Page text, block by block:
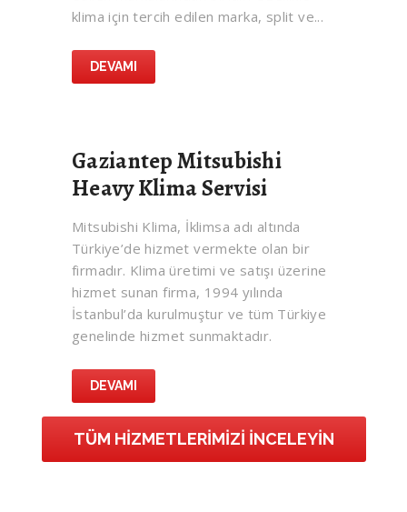
klima için tercih edilen marka, split ve...
DEVAMI
Gaziantep Mitsubishi
Heavy Klima Servisi
Mitsubishi Klima, İklimsa adı altında
Türkiye’de hizmet vermekte olan bir
firmadır. Klima üretimi ve satışı üzerine
hizmet sunan firma, 1994 yılında
İstanbul’da kurulmuştur ve tüm Türkiye
genelinde hizmet sunmaktadır.
DEVAMI
TÜM HIZMETLERIMIZI İNCELEYIN